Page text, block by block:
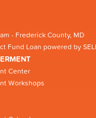
- Frederick County, MD
Fund Loan powered by
Center
Workshops